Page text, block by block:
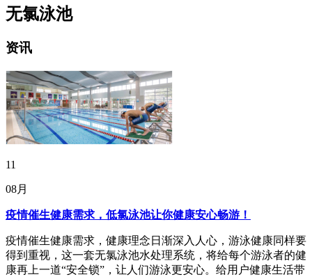
无氯泳池
资讯
11
08月
疫情催生健康需求，低氯泳池让你健康安心畅游！
疫情催生健康需求，健康理念日渐深入人心，游泳健康同样要
得到重视，这一套无氯泳池水处理系统，将给每个游泳者的健
康再上一道“安全锁”，让人们游泳更安心。给用户健康生活带